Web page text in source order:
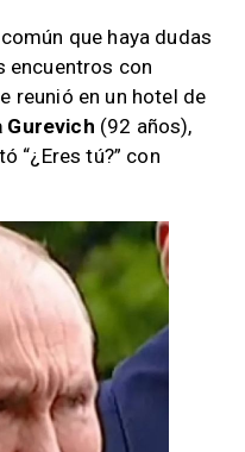
que haya dudas
encuentros con
reunió en un hotel de
Gurevich (92 años),
“¿Eres tú?” con